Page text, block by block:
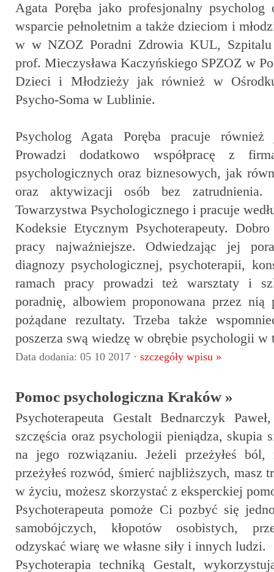
Agata Poręba jako profesjonalny psycholog
wsparcie pełnoletnim a także dzieciom i
w w NZOZ Poradni Zdrowia KUL, Szpitalu
prof. Mieczysława Kaczyńskiego SPZOZ w
Dzieci i Młodzieży jak również w
Psycho-Soma w Lublinie.
Psycholog Agata Poręba pracuje
Prowadzi dodatkowo współpracę z
psychologicznych oraz biznesowych, jak
oraz aktywizacji osób bez zatrudnienia.
Towarzystwa Psychologicznego i pracuje
Kodeksie Etycznym Psychoterapeuty.
pracy najważniejsze. Odwiedzając jej
diagnozy psychologicznej, psychoterapii,
ramach pracy prowadzi też warsztaty i
poradnię, albowiem proponowana przez nią
pożądane rezultaty. Trzeba także
poszerza swą wiedzę w obrębie psychologii
Data dodania: 05 10 2017 · szczegóły wpisu »
Pomoc psychologiczna Kraków »
Psychoterapeuta Gestalt Bednarczyk
szczęścia oraz psychologii pieniądza, skupia
na jego rozwiązaniu. Jeżeli przeżyłeś ból,
przeżyłeś rozwód, śmierć najbliższych, masz
w życiu, możesz skorzystać z eksperckiej
Psychoterapeuta pomoże Ci pozbyć się
samobójczych, kłopotów osobistych,
odzyskać wiarę we własne siły i innych ludzi.
Psychoterapia techniką Gestalt,